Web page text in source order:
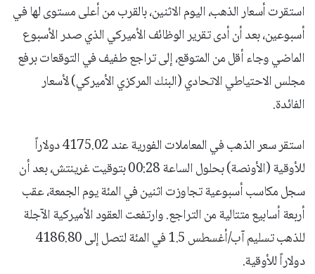
استقرت أسعار الذهب، اليوم الاثنين، بالقرب من أعلى مستوى لها في
أسبوعين، بعد أن أدى تقرير الوظائف الأميركي الذي صدر الأسبوع
الماضي وجاء أقل من المتوقع، إلى تراجع طفيف في التوقعات برفع
مجلس الاحتياطي الاتحادي (البنك المركزي الأميركي) لأسعار
الفائدة.
استقر سعر الذهب في المعاملات الفورية عند 4175.02 دولاراً
للأوقية (الأونصة) بحلول الساعة 00:28 بتوقيت غرينتش، بعد أن
سجل مكاسب أسبوعية تجاوزت اثنين في المئة يوم الجمعة، عقب
أربعة أسابيع متتالية من التراجع. وارتفعت العقود الأميركية الآجلة
للذهب تسليم آب/أغسطس 1.5 في المئة لتصل إلى 4186.80
دولاراً للأوقية.